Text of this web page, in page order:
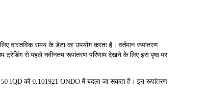
समय के डेटा का उपयोग करता है। वर्तमान रूपांतरण